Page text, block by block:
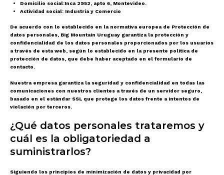
Domicilio social:Inca 2952, apto 6, Montevideo.
Actividad social: Industria y Comercio
De acuerdo con lo establecido en la normativa europea de Protección de
datos personales, Big Mountain Uruguay garantiza la protección y
confidencialidad de los datos personales proporcionados por los usuarios
a través de esta web, según lo establecido en la presente política de
protección de datos, que debe haber aceptado en el formulario de
contacto.
Nuestra empresa garantiza la seguridad y confidencialidad en todas las
comunicaciones con nuestros clientes a través de un servidor seguro,
basado en el estándar SSL que protege los datos frente a intentos de
violación por terceros.
¿Qué datos personales trataremos y
cuál es la obligatoriedad a
suministrarlos?
Siguiendo los principios de minimización de datos y privacidad por